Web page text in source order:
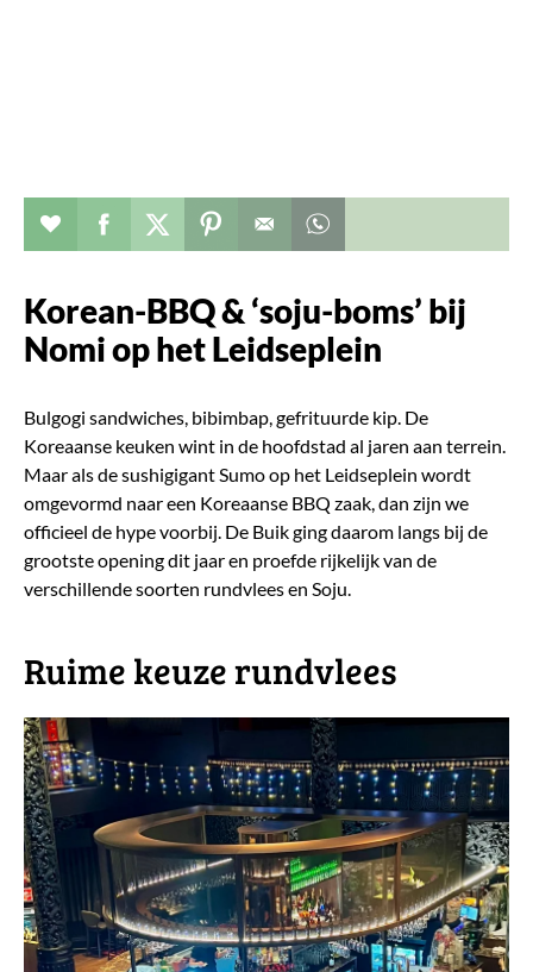
Verhaal toevoegen aan favorieten
Deel dit op facebook
Deel dit op twitter
Deel dit op pinterest
Korean-BBQ & ‘soju-boms’ bij
Nomi op het Leidseplein
Bulgogi sandwiches, bibimbap, gefrituurde kip. De
Koreaanse keuken wint in de hoofdstad al jaren aan terrein.
Maar als de sushigigant Sumo op het Leidseplein wordt
omgevormd naar een Koreaanse BBQ zaak, dan zijn we
officieel de hype voorbij. De Buik ging daarom langs bij de
grootste opening dit jaar en proefde rijkelijk van de
verschillende soorten rundvlees en Soju.
​Ruime keuze rundvlees